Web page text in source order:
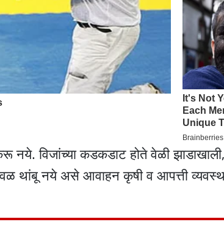
नये. विजांच्या कडकडाट होते वेळी
जवळ थांबू नये असे आवाहन कृषी व आपत्ती